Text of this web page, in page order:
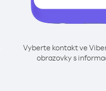
Vyberte kontakt ve
obrazovky s